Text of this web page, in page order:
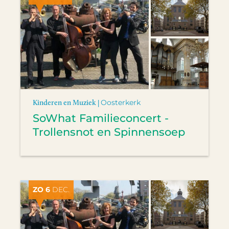
Kinderen en Muziek |Oosterkerk
SoWhat Familieconcert -
Trollensnot en Spinnensoep
ZO 6 DEC.